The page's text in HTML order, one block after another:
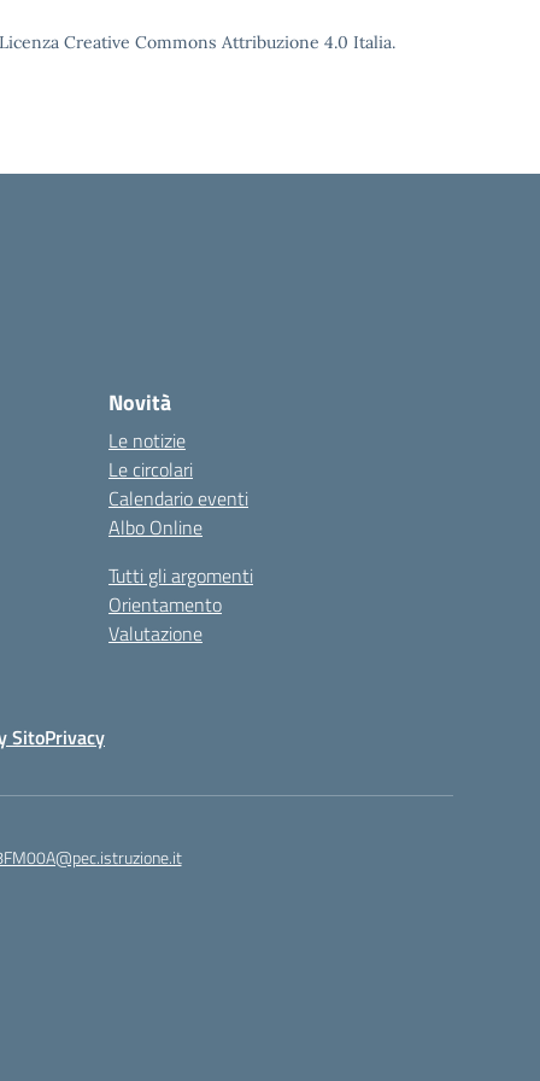
Creative Commons Attribuzione 4.0 Italia.
Novità
Le notizie
Le circolari
Calendario eventi
Albo Online
Tutti gli argomenti
Orientamento
Valutazione
SitoPrivacy